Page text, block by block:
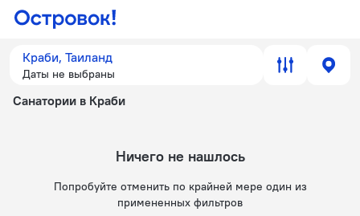
Краби, Таиланд
Даты не выбраны
Санатории в Краби
Ничего не нашлось
Попробуйте отменить по крайней мере один из
примененных фильтров